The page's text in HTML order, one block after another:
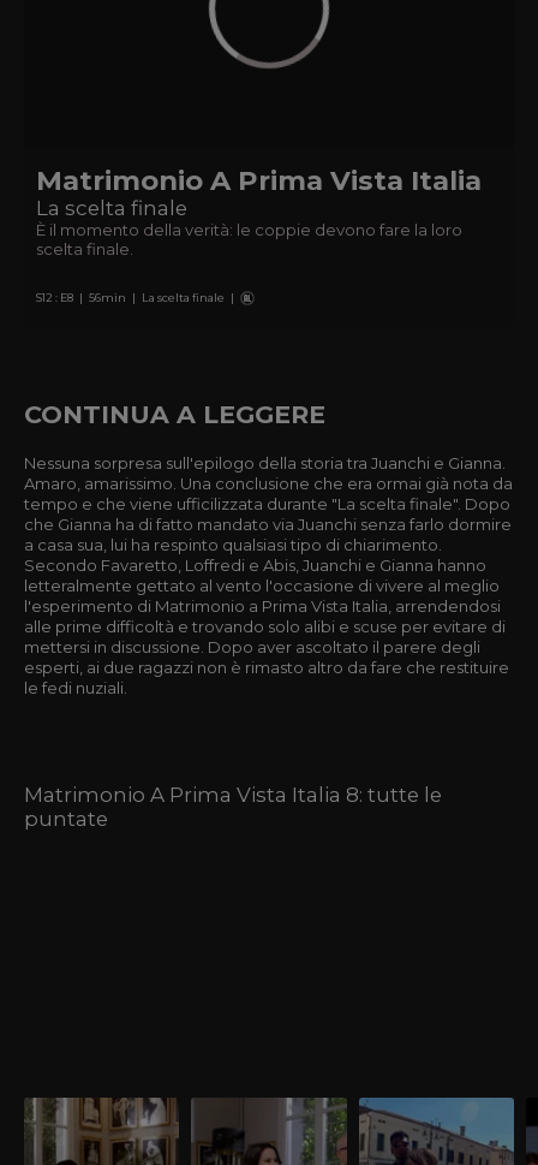
Matrimonio A Prima Vista Italia
La scelta finale
È il momento della verità: le coppie devono fare la loro
scelta finale.
S12 : E8 | 56min | La scelta finale |
CONTINUA A LEGGERE
Nessuna sorpresa sull'epilogo della storia tra Juanchi e Gianna.
Amaro, amarissimo. Una conclusione che era ormai già nota da
tempo e che viene ufficilizzata durante "La scelta finale". Dopo
che Gianna ha di fatto mandato via Juanchi senza farlo dormire
a casa sua, lui ha respinto qualsiasi tipo di chiarimento.
Secondo Favaretto, Loffredi e Abis, Juanchi e Gianna hanno
letteralmente gettato al vento l'occasione di vivere al meglio
l'esperimento di Matrimonio a Prima Vista Italia, arrendendosi
alle prime difficoltà e trovando solo alibi e scuse per evitare di
mettersi in discussione. Dopo aver ascoltato il parere degli
esperti, ai due ragazzi non è rimasto altro da fare che restituire
le fedi nuziali.
Matrimonio A Prima Vista Italia 8: tutte le
puntate
E poi... La scelta finale La scelta si avvicina